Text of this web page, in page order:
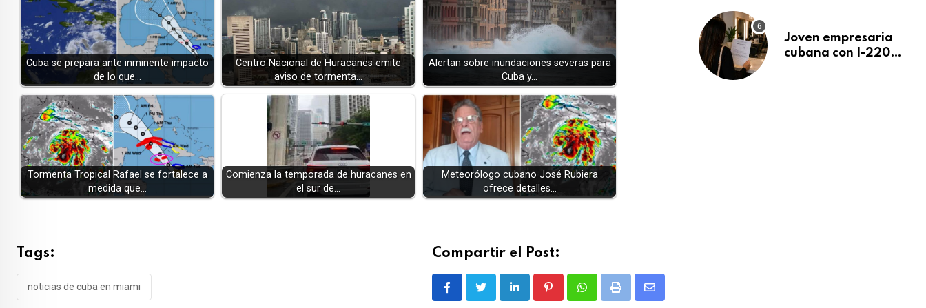
Cuba se prepara ante inminente impacto
de lo que…
Centro Nacional de Huracanes emite
aviso de tormenta…
Alertan sobre inundaciones severas para
Cuba y…
Tormenta Tropical Rafael se fortalece a
medida que…
Comienza la temporada de huracanes en
el sur de…
Meteorólogo cubano José Rubiera
ofrece detalles…
Tags:
noticias de cuba en miami
Compartir el Post:
LinkedIn PinterestWhatsappPrint
Share
Joven empresaria
cubana con I-220A